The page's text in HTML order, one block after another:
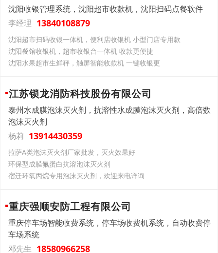
沈阳收银管理系统，沈阳超市收款机，沈阳扫码点餐软件
李经理 13840108879
沈阳超市扫码收银一体机，便利店收银机 小型门店专用款
沈阳餐馆收银机，超市收银台一体机 收款更便捷
沈阳水果超市生鲜秤，触屏智能收款机 一键收银更
江苏锁龙消防科技股份有限公司
泰州水成膜泡沫灭火剂，抗溶性水成膜泡沫灭火剂，高倍数
泡沫灭火剂
杨莉 13914430359
拉萨A类泡沫灭火剂厂家批发，灭火效果好
环保型成膜氟蛋白抗溶泡沫灭火剂
宿迁环氧丙烷专用泡沫灭火剂，欢迎来电详询
重庆强顺安防工程有限公司
重庆停车场智能收费系统，停车场收费机系统，自动收费停
车场系统
邓先生 18580966258